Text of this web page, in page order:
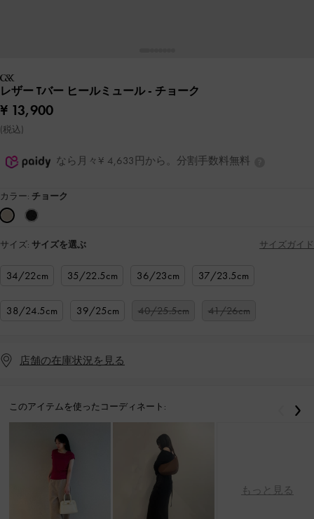
レザー Tバー ヒールミュール- チョーク
¥ 13,900
(税込)
なら月々¥ 4,633円から。分割手数料無料
カラー: チョーク
サイズ: サイズを選ぶ サイズガイド
34/22cm 35/22.5cm 36/23cm 37/23.5cm
38/24.5cm 39/25cm 40/25.5cm 41/26cm
店舗の在庫状況を見る
このアイテムを使ったコーディネート:
もっと見る
戻る